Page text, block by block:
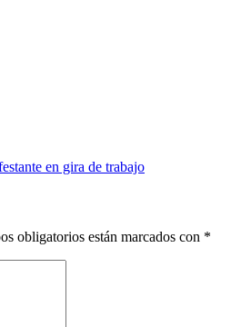
en gira de trabajo
obligatorios están marcados con *